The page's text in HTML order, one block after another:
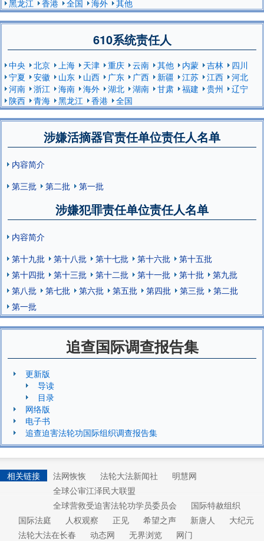
黑龙江
香港 全国 海外 其他
610系统责任人
中央 北京 上海 天津 重庆 云南 其他 内蒙 吉林
四川
宁夏
安徽 山东 山西 广东 广西 新疆 江苏 江西
河北
河南
浙江 海南 海外 湖北 湖南 甘肃 福建 贵州
辽宁
陕西
青海 黑龙江 香港 全国
涉嫌活摘器官责任单位责任人名单
内容简介
第三批
第二批 第一批
涉嫌犯罪责任单位责任人名单
内容简介
第十九批
第十八批 第十七批 第十六批
第十五批
第十四批
第十三批 第十二批 第十一批 第十批
第九批
第八批
第七批 第六批 第五批 第四批 第三批
第二批
第一批
追查国际调查报告集
更新版
导读
目录
网络版
电子书
追查迫害法轮功国际组织调查报告集
相关链接 法网恢恢 法轮大法新闻社
明慧网
全球公审江泽民大联盟
全球营救受迫害法轮功学员委员会
国际特赦组织
国际法庭
人权观察 正见 希望之声 新唐人
大纪元
法轮大法在长春
动态网 无界浏览 网门